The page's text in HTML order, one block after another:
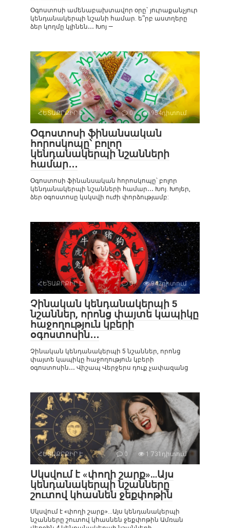
Օգոստոսի ամենաբախտավոր օրը` յուրաքանչյուր
կենդանակերպի նշանի համար. ե՞րբ աստղերը
ձեր կողմը կլինեն․․․ Խոյ —
ՀԵՏԱՔՐՔԻՐ Է 0 954դիտում
Օգոստոսի ֆինանսական
հորոսկոպը՝ բոլոր
կենդանակերպի նշանների
համար․․․
Օգոստոսի ֆինանսական հորոսկոպը՝ բոլոր
կենդանակերպի նշանների համար․․․ Խոյ. Խոյեր,
ձեր օգոստոսը կսկսվի ուժի փորձությամբ:
ՀԵՏԱՔՐՔԻՐ Է 0 942դիտում
Չինական կենդանակերպի 5
նշաններ, որոնց փայտե կապիկը
հաջողություն կբերի
օգոստոսին․․․
Չինական կենդանակերպի 5 նշաններ, որոնց
փայտե կապիկը հաջողություն կբերի
օգոստոսին․․․ Վիշապ Վերջերս դուք չափազանց
ՀԵՏԱՔՐՔԻՐ Է 0 1 731դիտում
Սկսվում է «փողի շարք»…Այս
կենդանակերպի նշանները
շուտով կհասնեն ջեքփոթին
Սկսվում է «փողի շարք»…Այս կենդանակերպի
նշանները շուտով կհասնեն ջեքփոթին Ամռան